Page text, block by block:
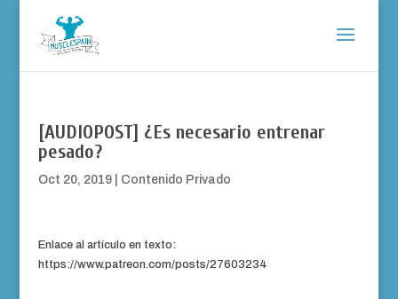
[AUDIOPOST] ¿Es necesario entrenar
pesado?
Oct 20, 2019| Contenido Privado
Enlace al artículo en texto:
https://www.patreon.com/posts/27603234